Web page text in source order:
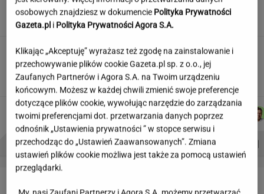
naprawdę wygląda edukacja domowa
MATERIAŁ PROMOCYJNY
Jeden wakacyjny nawyk może mieć
nieprzyjemne konsekwencje. Też tak robisz?
MATERIAŁ PROMOCYJNY
Autorzy:
ŁUKASZ
JACHIMIAK
JOANNA
CHOJNACKA
DANIEL
MAIKOWSKI
PROBLEMY POLSKICH SIATKARZY ZNAK Z '30' WISŁAWA SZYMBORSKA
osobowych znajdziesz w dokumencie Polityka Prywatności
Gazeta.pl i Polityka Prywatności Agora S.A.
Klikając „Akceptuję” wyrażasz też zgodę na zainstalowanie i
przechowywanie plików cookie Gazeta.pl sp. z o.o., jej
Zaufanych Partnerów i Agora S.A. na Twoim urządzeniu
końcowym. Możesz w każdej chwili zmienić swoje preferencje
dotyczące plików cookie, wywołując narzędzie do zarządzania
twoimi preferencjami dot. przetwarzania danych poprzez
odnośnik „Ustawienia prywatności ” w stopce serwisu i
przechodząc do „Ustawień Zaawansowanych”. Zmiana
ustawień plików cookie możliwa jest także za pomocą ustawień
przeglądarki.